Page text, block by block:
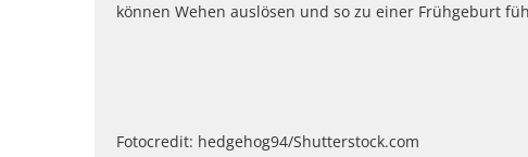
können Wehen auslösen und so zu einer Frühgeburt
Fotocredit: hedgehog94/Shutterstock.com